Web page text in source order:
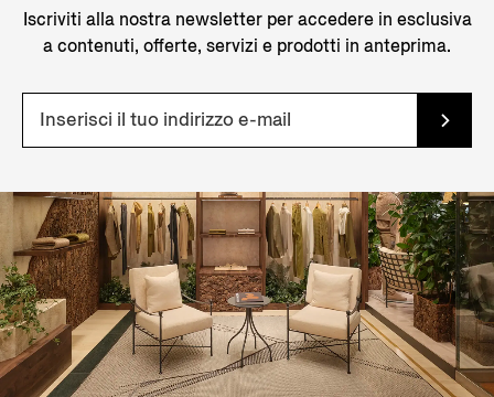
Iscriviti alla nostra newsletter per accedere in esclusiva
a contenuti, offerte, servizi e prodotti in anteprima.